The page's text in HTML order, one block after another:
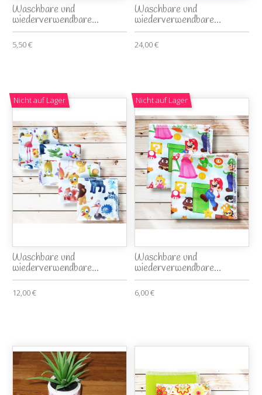
Waschbare und
wiederverwendbare...
5,50 €
Waschbare und
wiederverwendbare...
24,00 €
Nicht auf Lager
Waschbare und
wiederverwendbare...
12,00 €
Nicht auf Lager
Waschbare und
wiederverwendbare...
6,00 €